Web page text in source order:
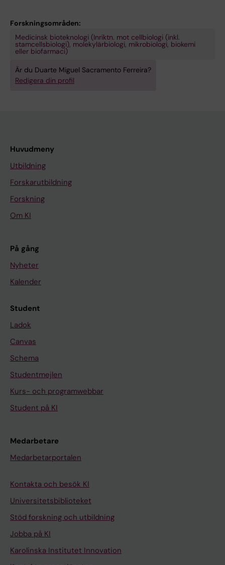
Forskningsområden:
Medicinsk bioteknologi (Inriktn. mot cellbiologi (inkl.
stamcellsbiologi), molekylärbiologi, mikrobiologi, biokemi
eller biofarmaci)
Är du Duarte Miguel Sacramento Ferreira?
Redigera din profil
Huvudmeny
Utbildning
Forskarutbildning
Forskning
Om KI
På gång
Nyheter
Kalender
Student
Ladok
Canvas
Schema
Studentmejlen
Kurs- och programwebbar
Student på KI
Medarbetare
Medarbetarportalen
Kontakta och besök KI
Universitetsbiblioteket
Stöd forskning och utbildning
Jobba på KI
Karolinska Institutet Innovation